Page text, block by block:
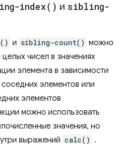
index( ) и sibling-
и sibling-count() можно
чисел в значениях
элемента в зависимости
элементов или
элементов
можно использовать
значения, но
выражений calc() .